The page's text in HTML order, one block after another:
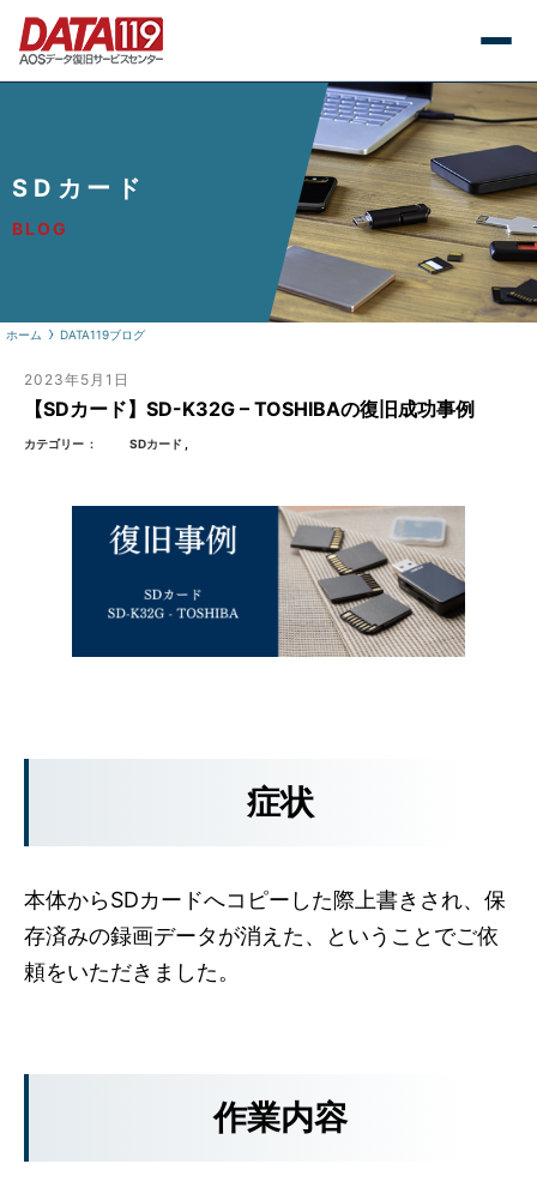
SDカード
BLOG
ホーム DATA119ブログ
2023年5月1日
【SDカード】SD-K32G – TOSHIBAの復旧成功事例
カテゴリー SDカード
症状
本体からSDカードへコピーした際上書きされ、保
存済みの録画データが消えた、ということでご依
頼をいただきました。
作業内容